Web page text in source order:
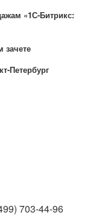
«1С-Битрикс:
зачете
Петербург
703-44-96